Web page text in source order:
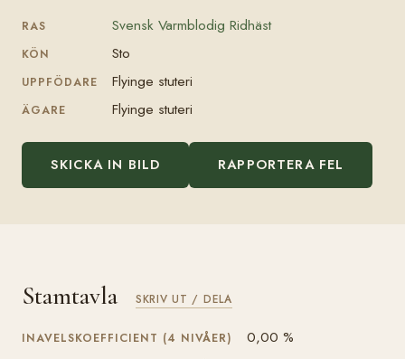
RAS Svensk Varmblodig Ridhäst
KÖN Sto
UPPFÖDARE Flyinge stuteri
ÄGARE Flyinge stuteri
SKICKA IN BILD RAPPORTERA FEL
Stamtavla SKRIV UT / DELA
INAVELSKOEFFICIENT (4 NIVÅER) 0,00 %